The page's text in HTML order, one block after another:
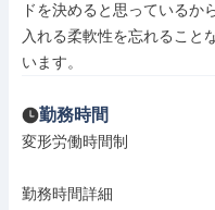
ドを決めると思っているか
入れる柔軟性を忘れること
います。
勤務時間
変形労働時間制
勤務時間詳細